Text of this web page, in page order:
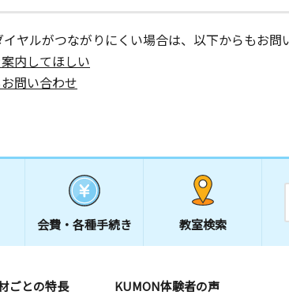
ヤルがつながりにくい場合は、以下からもお問
内してほしい
問い合わせ
会費・ 各種手続き 教室検索
ごとの特長 KUMON体験者の声